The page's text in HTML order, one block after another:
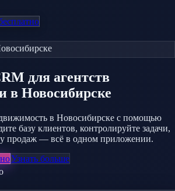
для агентств
в Новосибирске
в Новосибирске с помощью
базу клиентов, контролируйте задачи,
продаж — всё в одном приложении.
Узнать больше